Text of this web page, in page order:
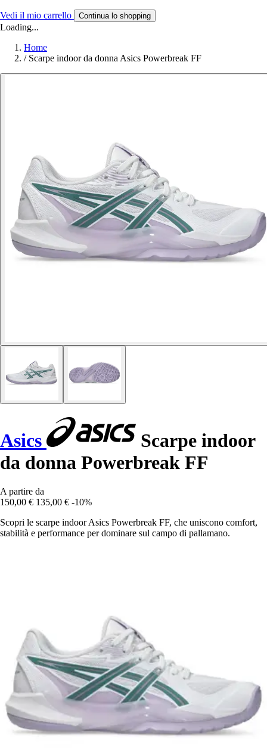
Vedi il mio carrello Continua lo shopping
Loading...
Home
/ Scarpe indoor da donna Asics Powerbreak FF
Asics
Scarpe indoor
da donna Powerbreak FF
A partire da
150,00 € 135,00 € -10%
Scopri le scarpe indoor Asics Powerbreak FF, che uniscono comfort,
stabilità e performance per dominare sul campo di pallamano.